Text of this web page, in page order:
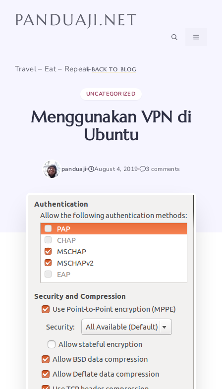
PANDUAJI.NET
Travel – Eat – Repeat
MENU
BACK TO BLOG
UNCATEGORIZED
Menggunakan VPN di
Ubuntu
panduaji August 4, 2019 3 comments